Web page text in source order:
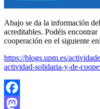
Abajo se da la información
acreditables. Podéis
cooperación en el siguiente
https://blogs.upm.es/
actividad-solidaria-y-de-
Facebook